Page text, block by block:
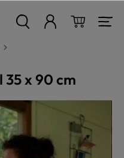
35 x 90 cm